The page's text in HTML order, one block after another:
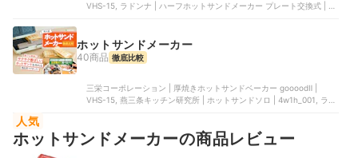
VHS-15, ラドンナ | ハーフホットサンドメーカー プレート交換式 | K-
トサンドメーカー | WL-G205
ホットサンドメーカー
40商品 徹底比較
三栄コーポレーション | 厚焼きホットサンドベーカー goooodⅡ |
VHS-15, 燕三条キッチン研究所 | ホットサンドソロ | ‎4w1h_001, ラド
ヤマ | マルチサンドメーカーダブルサイズ | ‎IMS-902
人気
ホットサンドメーカーの商品レビュー